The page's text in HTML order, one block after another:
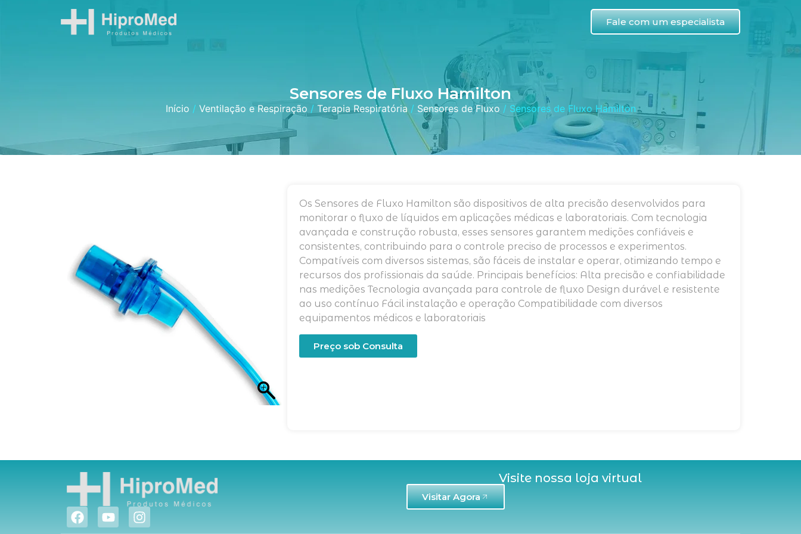
Fale com um especialista
Sensores de Fluxo Hamilton
Início / Ventilação e Respiração / Terapia Respiratória/ Sensores de Fluxo / Sensores de Fluxo Hamilton
Os Sensores de Fluxo Hamilton são dispositivos de alta precisão desenvolvidos para
monitorar o fluxo de líquidos em aplicações médicas e laboratoriais. Com tecnologia
avançada e construção robusta, esses sensores garantem medições confiáveis e
consistentes, contribuindo para o controle preciso de processos e experimentos.
Compatíveis com diversos sistemas, são fáceis de instalar e operar, otimizando tempo e
recursos dos profissionais da saúde. Principais benefícios: Alta precisão e confiabilidade
nas medições Tecnologia avançada para controle de fluxo Design durável e resistente
ao uso contínuo Fácil instalação e operação Compatibilidade com diversos
equipamentos médicos e laboratoriais
Preço sob Consulta
Visite nossa loja virtual
Visitar Agora